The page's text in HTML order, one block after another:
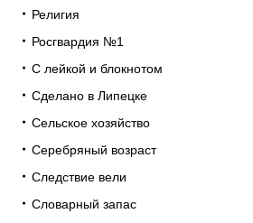
Религия
Росгвардия №1
С лейкой и блокнотом
Сделано в Липецке
Сельское хозяйство
Серебряный возраст
Следствие вели
Словарный запас